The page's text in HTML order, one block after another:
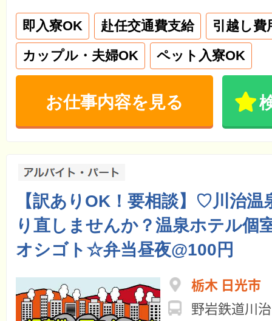
即入寮OK 赴任交通費支給
引越し費
カップル・夫婦OK
ペット入寮OK
お仕事内容を見る
【訳ありOK！要相談】♡川治温
り直しませんか？温泉ホテル個
オシゴト☆弁当昼夜@100円
栃木 日光市
野岩鉄道川